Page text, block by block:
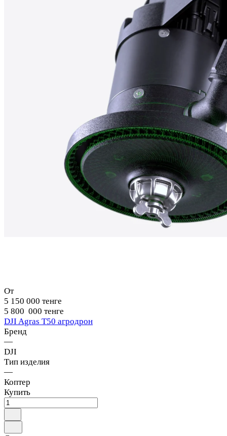
От
5 150 000 тенге
5 800 000 тенге
DJI Agras T50 агродрон
Бренд
—
DJI
Тип изделия
—
Коптер
Купить